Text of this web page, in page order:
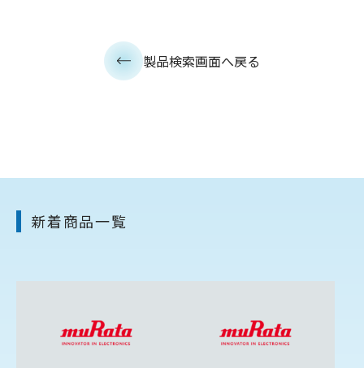
製品検索画面へ戻る
新着商品一覧